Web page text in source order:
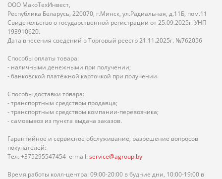
ООО МакоТехИнвест,
Республика Беларусь, 220070, г.Минск, ул.Радиальная, д.11Б, пом.11
Свидетельство о государственной регистрации от 25.09.2025г. УНП
193910620.
Дата внесения сведений в Торговый реестр 21.11.2025г. №762056
Способы оплаты товара:
- наличными денежными при получении;
- банковской платёжной карточкой при получении.
Способы доставки товара:
- транспортным средством продавца;
- транспортным средством компании-перевозчика;
- самовывоз из пункта выдача заказов.
Гарантийное и сервисное обслуживание, разрешение вопросов
покупателей:
Тел. +375295547454 e-mail: service@agroup.by
Время работы колл-центра: 09:00-20:00 в будние дни, 10:00-19:00 в